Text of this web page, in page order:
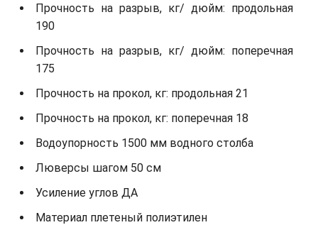
Прочность на разрыв, кг/ дюйм: продольная
190
Прочность на разрыв, кг/ дюйм: поперечная
175
Прочность на прокол, кг: продольная 21
Прочность на прокол, кг: поперечная 18
Водоупорность 1500 мм водного столба
Люверсы шагом 50 см
Усиление углов ДА
Материал плетеный полиэтилен